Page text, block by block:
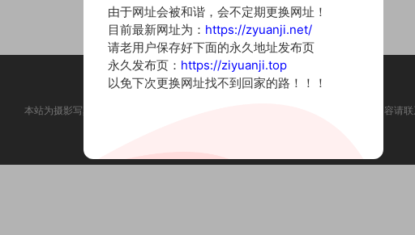
本站为摄影写真图片网站，内容来自网络收集整理，仅作个人学习使用。如有违法内容请
由于网址会被和谐，会不定期更换网址！
目前最新网址为： https://zyuanji.net/
请老用户保存好下面的永久地址发布页
永久发布页： https://ziyuanji.top
以免下次更换网址找不到回家的路！！！